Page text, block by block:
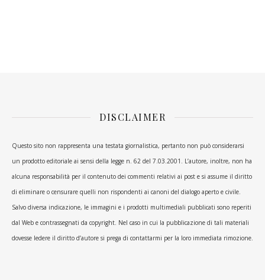
DISCLAIMER
Questo sito non rappresenta una testata giornalistica, pertanto non può considerarsi
un prodotto editoriale ai sensi della legge n. 62 del 7.03.2001. L’autore, inoltre, non ha
alcuna responsabilità per il contenuto dei commenti relativi ai post e si assume il diritto
di eliminare o censurare quelli non rispondenti ai canoni del dialogo aperto e civile.
Salvo diversa indicazione, le immagini e i prodotti multimediali pubblicati sono reperiti
dal Web e contrassegnati da copyright. Nel caso in cui la pubblicazione di tali materiali
dovesse ledere il diritto d’autore si prega di contattarmi per la loro immediata rimozione.